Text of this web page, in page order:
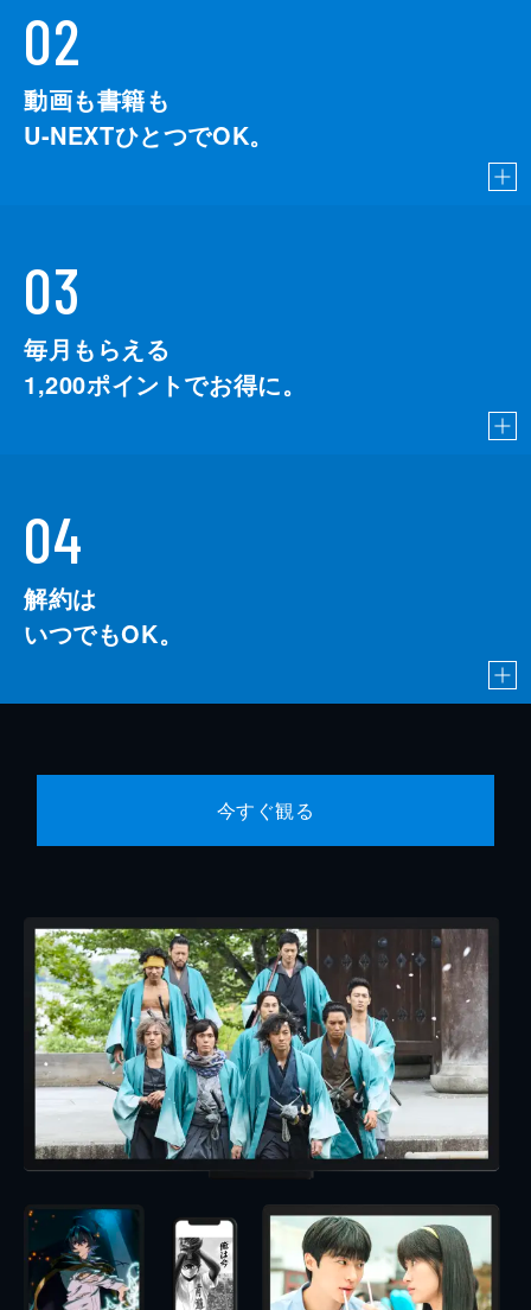
02
動画も書籍も
U-NEXTひとつでOK。
03
毎月もらえる
1,200ポイントでお得に。
04
解約は
いつでもOK。
今すぐ観る